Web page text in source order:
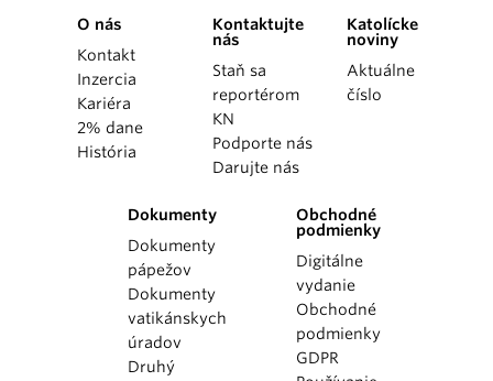
O nás
Kontakt
Inzercia
Kariéra
2% dane
História
Kontaktujte
nás
Staň sa
reportérom
KN
Podporte nás
Darujte nás
Katolícke
noviny
Aktuálne
číslo
Dokumenty
Dokumenty
pápežov
Dokumenty
vatikánskych
úradov
Druhý
Obchodné
podmienky
Digitálne
vydanie
Obchodné
podmienky
GDPR